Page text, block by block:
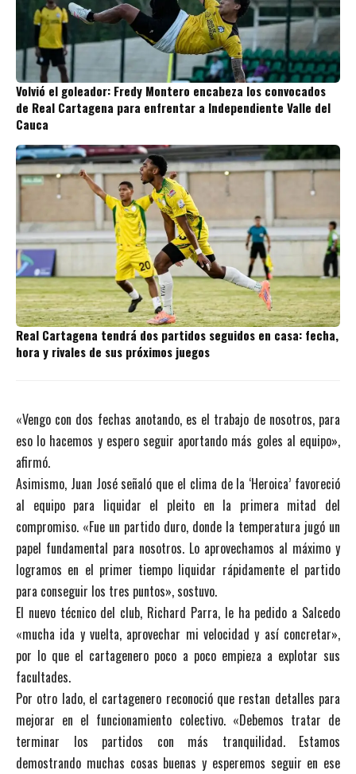
Volvió el goleador: Fredy Montero encabeza los convocados
de Real Cartagena para enfrentar a Independiente Valle del
Cauca
Real Cartagena tendrá dos partidos seguidos en casa: fecha,
hora y rivales de sus próximos juegos
«Vengo con dos fechas anotando, es el trabajo de nosotros, para
eso lo hacemos y espero seguir aportando más goles al equipo»,
afirmó.
Asimismo, Juan José señaló que el clima de la ‘Heroica’ favoreció
al equipo para liquidar el pleito en la primera mitad del
compromiso. «Fue un partido duro, donde la temperatura jugó un
papel fundamental para nosotros. Lo aprovechamos al máximo y
logramos en el primer tiempo liquidar rápidamente el partido
para conseguir los tres puntos», sostuvo.
El nuevo técnico del club, Richard Parra, le ha pedido a Salcedo
«mucha ida y vuelta, aprovechar mi velocidad y así concretar»,
por lo que el cartagenero poco a poco empieza a explotar sus
facultades.
Por otro lado, el cartagenero reconoció que restan detalles para
mejorar en el funcionamiento colectivo. «Debemos tratar de
terminar los partidos con más tranquilidad. Estamos
demostrando muchas cosas buenas y esperemos seguir en ese